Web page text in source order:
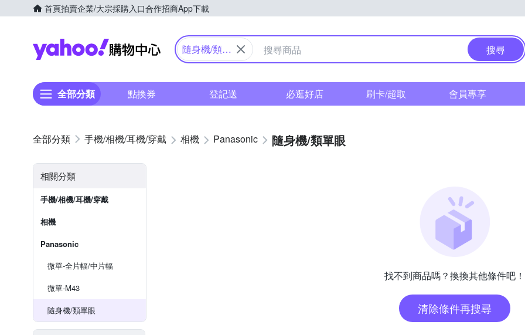
首頁拍賣企業/大宗採購入口合作招商App下載
Yahoo購物中心
隨身機/類單
搜尋
全部分類 點換券 登記送 必逛好店 刷卡/超取 會員專享
手機/相機/耳機/穿戴 相機 Panasonic 隨身機/類單眼
相關分類
手機/相機/耳機/穿戴
相機
Panasonic
微單-全片幅/中片幅
微單-M43
隨身機/類單眼
找不到商品嗎？換換其他條件吧！
清除條件再搜尋